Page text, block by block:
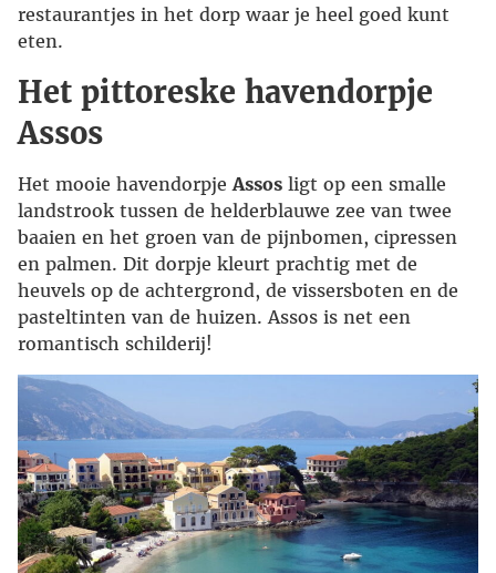
restaurantjes in het dorp waar je heel goed kunt
eten.
Het pittoreske havendorpje
Assos
Het mooie havendorpje Assos ligt op een smalle
landstrook tussen de helderblauwe zee van twee
baaien en het groen van de pijnbomen, cipressen
en palmen. Dit dorpje kleurt prachtig met de
heuvels op de achtergrond, de vissersboten en de
pasteltinten van de huizen. Assos is net een
romantisch schilderij!